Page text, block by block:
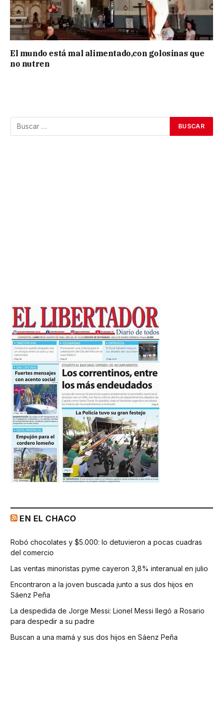
El mundo está mal alimentado,con golosinas que
no nutren
EN EL CHACO
Robó chocolates y $5.000: lo detuvieron a pocas cuadras
del comercio
Las ventas minoristas pyme cayeron 3,8% interanual en julio
Encontraron a la joven buscada junto a sus dos hijos en
Sáenz Peña
La despedida de Jorge Messi: Lionel Messi llegó a Rosario
para despedir a su padre
Buscan a una mamá y sus dos hijos en Sáenz Peña